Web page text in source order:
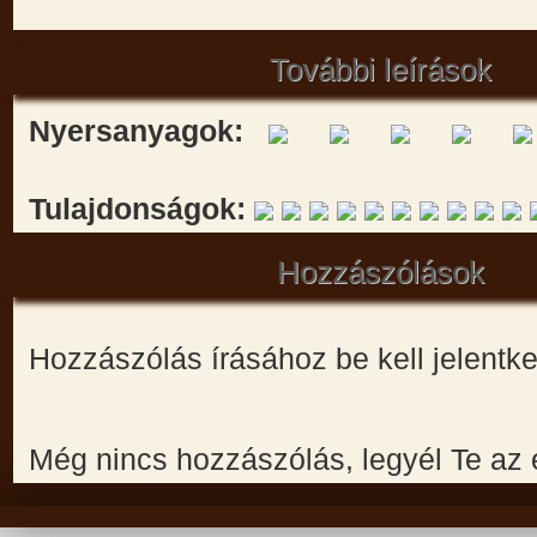
További leírások
Nyersanyagok:
Tulajdonságok:
Hozzászólások
Hozzászólás írásához be kell
Még nincs hozzászólás, legyél Te az